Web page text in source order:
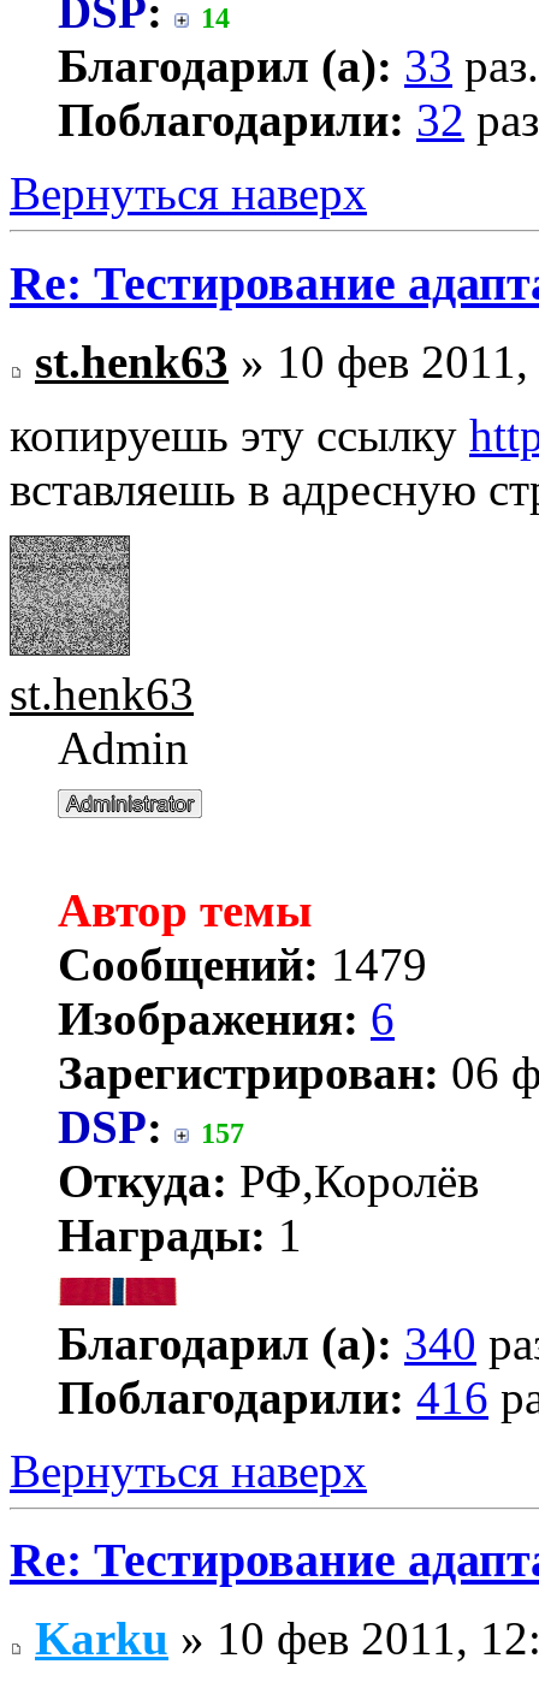
DSP: 14
Благодарил (а): 33 раз.
Поблагодарили: 32
Вернуться наверх
Re: Тестирование
st.henk63 » 10 фев
копируешь эту ссылку
вставляешь в адресную
st.henk63
Admin
Автор темы
Сообщений: 1479
Изображения: 6
Зарегистрирован: 06
DSP: 157
Откуда: РФ,Королёв
Награды: 1
Благодарил (а): 340
Поблагодарили: 416
Вернуться наверх
Re: Тестирование
Karku » 10 фев 2011,